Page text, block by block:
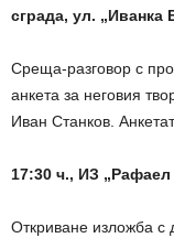
сграда, ул. „Иванка
Среща-разговор с
анкета за неговия
Иван Станков.
17:30 ч., ИЗ
Откриване изложба с